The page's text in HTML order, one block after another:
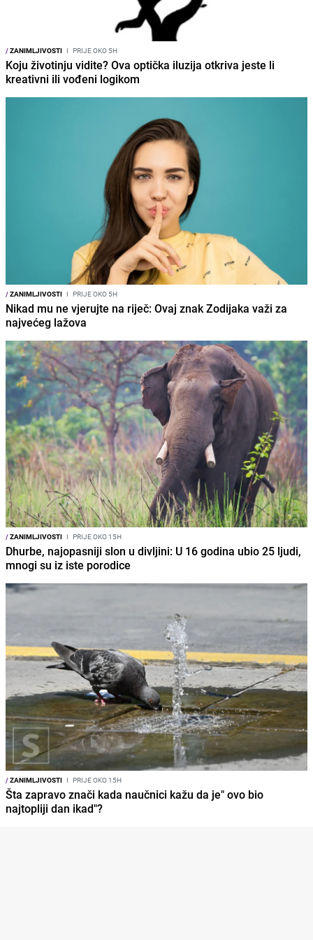
/ZANIMLJIVOSTI I PRIJE OKO 5H
Koju životinju vidite? Ova optička iluzija otkriva jeste li
kreativni ili vođeni logikom
/ZANIMLJIVOSTI I PRIJE OKO 5H
Nikad mu ne vjerujte na riječ: Ovaj znak Zodijaka važi za
najvećeg lažova
/ZANIMLJIVOSTI I PRIJE OKO 15H
Dhurbe, najopasniji slon u divljini: U 16 godina ubio 25 ljudi,
mnogi su iz iste porodice
/ZANIMLJIVOSTI I PRIJE OKO 15H
Šta zapravo znači kada naučnici kažu da je" ovo bio
najtopliji dan ikad"?